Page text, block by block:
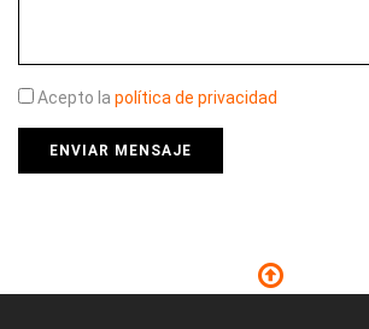
Acepto la política de privacidad
ENVIAR MENSAJE